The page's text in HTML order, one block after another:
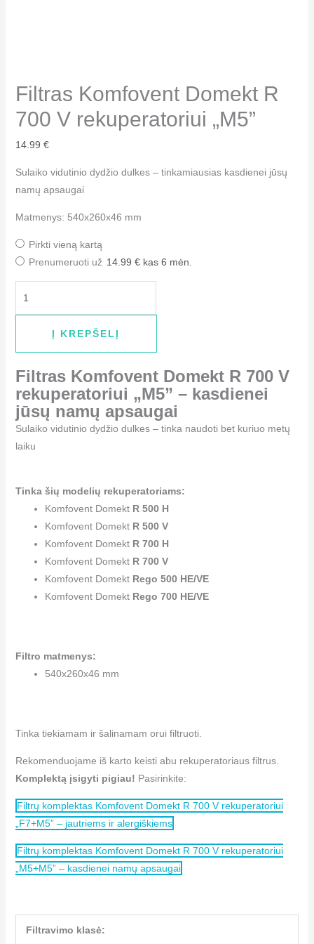
Filtras Komfovent Domekt R
700 V rekuperatoriui „M5”
14.99 €
Sulaiko vidutinio dydžio dulkes – tinkamiausias kasdienei jūsų
namų apsaugai
Matmenys: 540x260x46 mm
Pirkti vieną kartą
Prenumeruoti už 14.99€ kas 6 mėn.
Į KREPŠELĮ
Filtras Komfovent Domekt R 700 V
rekuperatoriui „M5” – kasdienei
jūsų namų apsaugai
Sulaiko vidutinio dydžio dulkes – tinka naudoti bet kuriuo metų
laiku
Tinka šių modelių rekuperatoriams:
Komfovent Domekt R 500 H
Komfovent Domekt R 500 V
Komfovent Domekt R 700 H
Komfovent Domekt R 700 V
Komfovent Domekt Rego 500 HE/VE
Komfovent Domekt Rego 700 HE/VE
Filtro matmenys:
540x260x46 mm
Tinka tiekiamam ir šalinamam orui filtruoti.
Rekomenduojame iš karto keisti abu rekuperatoriaus filtrus.
Komplektą įsigyti pigiau! Pasirinkite:
Filtrų komplektas Komfovent Domekt R 700 V rekuperatoriui
„F7+M5” – jautriems ir alergiškiems
Filtrų komplektas Komfovent Domekt R 700 V rekuperatoriui
„M5+M5” – kasdienei namų apsaugai
Filtravimo klasė: